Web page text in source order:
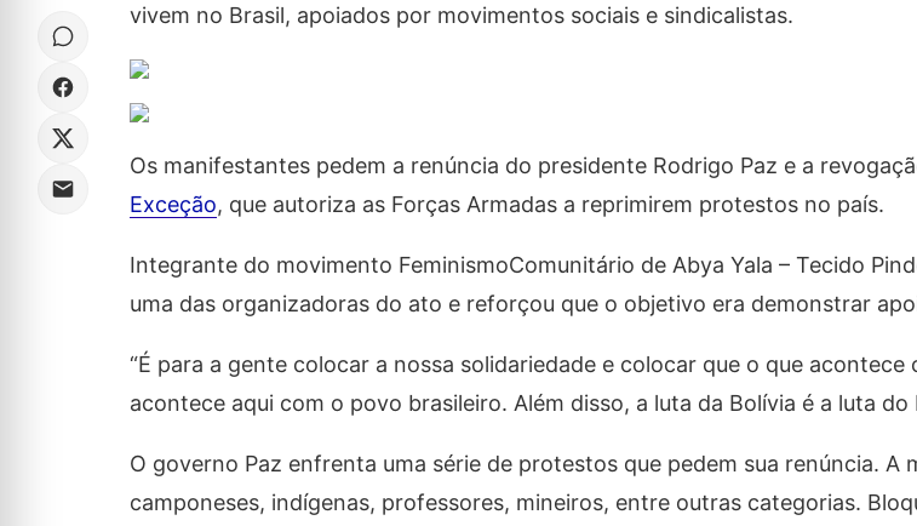
vivem no Brasil, apoiados por movimentos sociais e sindicalistas.
Os manifestantes pedem a renúncia do presidente Rodrigo Paz e a
Exceção, que autoriza as Forças Armadas a reprimirem protestos no país.
Integrante do movimento FeminismoComunitário de Abya Yala – Tecido
uma das organizadoras do ato e reforçou que o objetivo era demonstrar
“É para a gente colocar a nossa solidariedade e colocar que o que
acontece aqui com o povo brasileiro. Além disso, a luta da Bolívia é a luta do
O governo Paz enfrenta uma série de protestos que pedem sua renúncia. A
camponeses, indígenas, professores, mineiros, entre outras categorias.